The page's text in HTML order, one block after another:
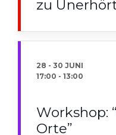
zu
28 - 30 JUNI
17:00 - 13:00
Workshop:
Orte”